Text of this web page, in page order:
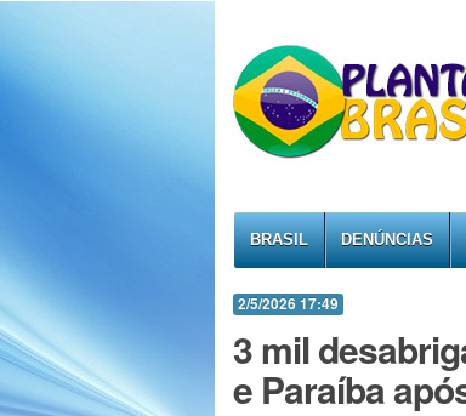
BRASIL DENÚNCIAS
2/5/2026 17:49
3 mil
e Paraíba